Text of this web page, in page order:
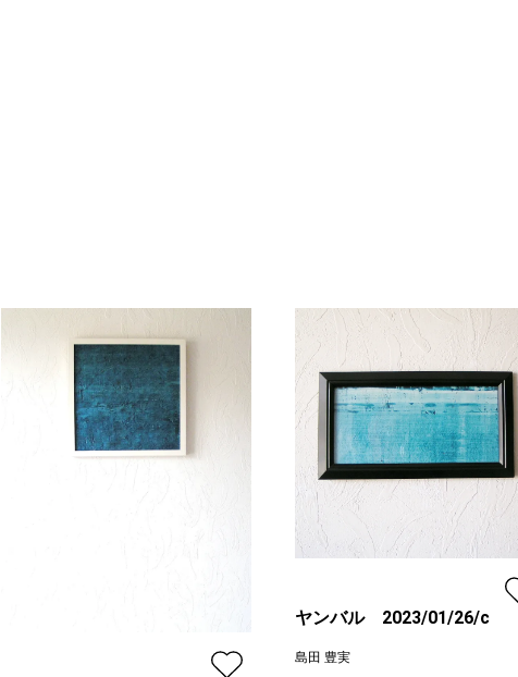
ヤンバル 2023/01/26/c
島田 豊実